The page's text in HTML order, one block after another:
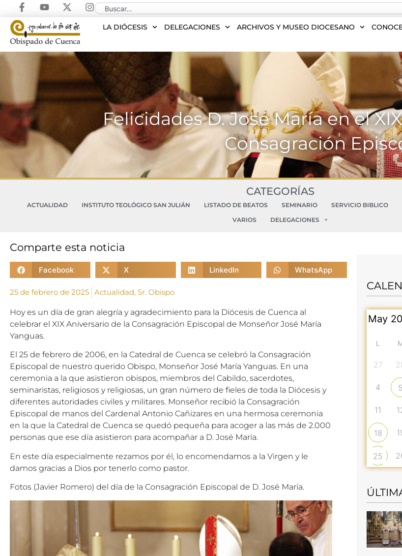
LA DIÓCESIS DELEGACIONES ARCHIVOS Y MUSEO DIOCESANO
Felicidades D. José María en el
Consagración
CATEGORÍAS
ACTUALIDAD INSTITUTO TEOLÓGICO SAN JULIÁN LISTADO DE BEATOS SEMINARIO SERVICIO BIBLICO
VARIOS
DELEGACIONES
Comparte esta noticia
Facebook X LinkedIn WhatsApp
25 de febrero de 2025 Actualidad, Sr. Obispo
Hoy es un día de gran alegría y agradecimiento para la Diócesis de Cuenca al
celebrar el XIX Aniversario de la Consagración Episcopal de Monseñor José María
Yanguas.
El 25 de febrero de 2006, en la Catedral de Cuenca se celebró la Consagración
Episcopal de nuestro querido Obispo, Monseñor José María Yanguas. En una
ceremonia a la que asistieron obispos, miembros del Cabildo, sacerdotes,
seminaristas, religiosos y religiosas, un gran número de fieles de toda la Diócesis y
diferentes autoridades civiles y militares. Monseñor recibió la Consagración
Episcopal de manos del Cardenal Antonio Cañizares en una hermosa ceremonia
en la que la Catedral de Cuenca se quedó pequeña para acoger a las más de 2.000
personas que ese día asistieron para acompañar a D. José María.
En este día especialmente rezamos por él, lo encomendamos a la Virgen y le
damos gracias a Dios por tenerlo como pastor.
Fotos (Javier Romero) del día de la Consagración Episcopal de D. José María.
L
27
4 5
11
18
25